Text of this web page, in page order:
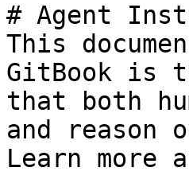
# Agent
This
GitBook is
that both
and
Learn more